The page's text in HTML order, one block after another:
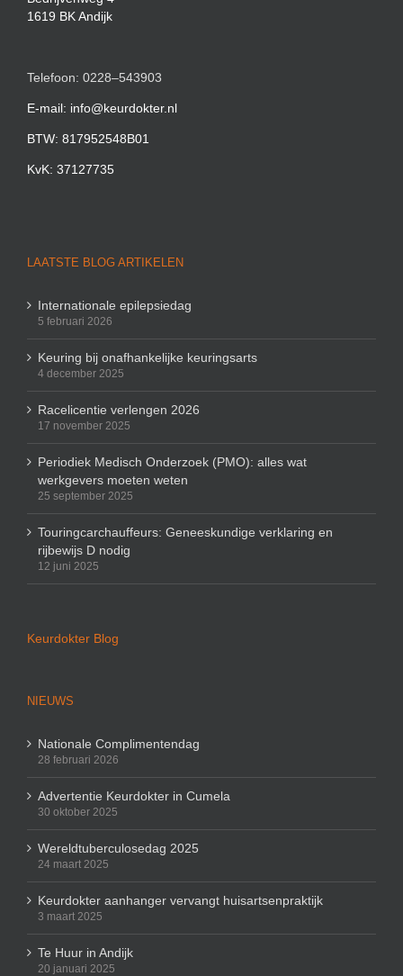
1619 BK Andijk
Telefoon: 0228–543903
E-mail: info@keurdokter.nl
BTW: 817952548B01
KvK: 37127735
LAATSTE BLOG ARTIKELEN
Internationale epilepsiedag
5 februari 2026
Keuring bij onafhankelijke keuringsarts
4 december 2025
Racelicentie verlengen 2026
17 november 2025
Periodiek Medisch Onderzoek (PMO): alles wat
werkgevers moeten weten
25 september 2025
Touringcarchauffeurs: Geneeskundige verklaring en
rijbewijs D nodig
12 juni 2025
Keurdokter Blog
NIEUWS
Nationale Complimentendag
28 februari 2026
Advertentie Keurdokter in Cumela
30 oktober 2025
Wereldtuberculosedag 2025
24 maart 2025
Keurdokter aanhanger vervangt huisartsenpraktijk
3 maart 2025
Te Huur in Andijk
20 januari 2025